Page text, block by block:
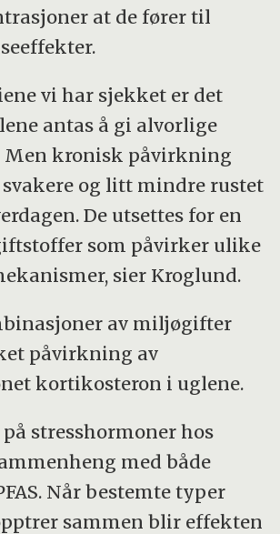
at de fører til
vi har sjekket er det
antas å gi alvorlige
Men kronisk påvirkning
og litt mindre rustet
De utsettes for en
som påvirker ulike
sier Kroglund.
av miljøgifter
påvirkning av
kortikosteron i uglene.
stresshormoner hos
med både
Når bestemte typer
sammen blir effekten